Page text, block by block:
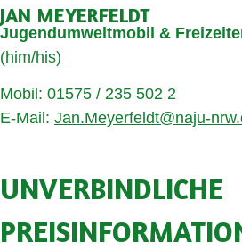
JAN MEYERFELDT
Jugendumweltmobil &
(him/his)
Mobil: 01575 / 235 502 2
E-Mail: Jan.Meyerfeldt@naju-
UNVERBINDLICHE